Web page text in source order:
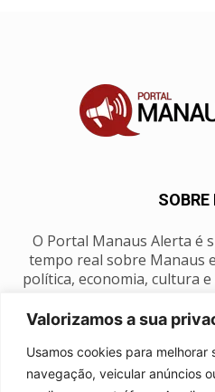
Valorizamos a sua
Usamos cookies para melhorar
navegação, veicular anúncios
SOBRE
O Portal Manaus Alerta é
tempo real sobre Manaus
política, economia, cultura